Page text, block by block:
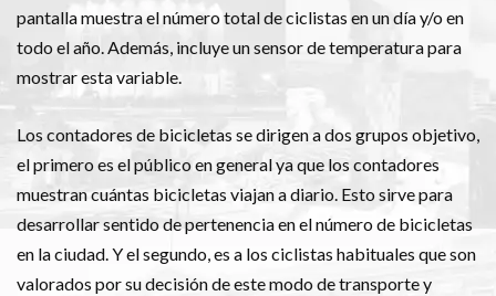
pantalla muestra el número total de ciclistas en un día y/o en
todo el año. Además, incluye un sensor de temperatura para
mostrar esta variable.
Los contadores de bicicletas se dirigen a dos grupos objetivo,
el primero es el público en general ya que los contadores
muestran cuántas bicicletas viajan a diario. Esto sirve para
desarrollar sentido de pertenencia en el número de bicicletas
en la ciudad. Y el segundo, es a los ciclistas habituales que son
valorados por su decisión de este modo de transporte y